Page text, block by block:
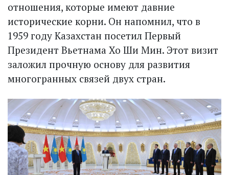
отношения, которые имеют давние
исторические корни. Он напомнил, что в
1959 году Казахстан посетил Первый
Президент Вьетнама Хо Ши Мин. Этот визит
заложил прочную основу для развития
многогранных связей двух стран.